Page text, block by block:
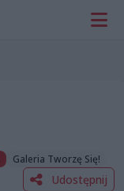
Galeria Tworzę Się!
Udostępnij